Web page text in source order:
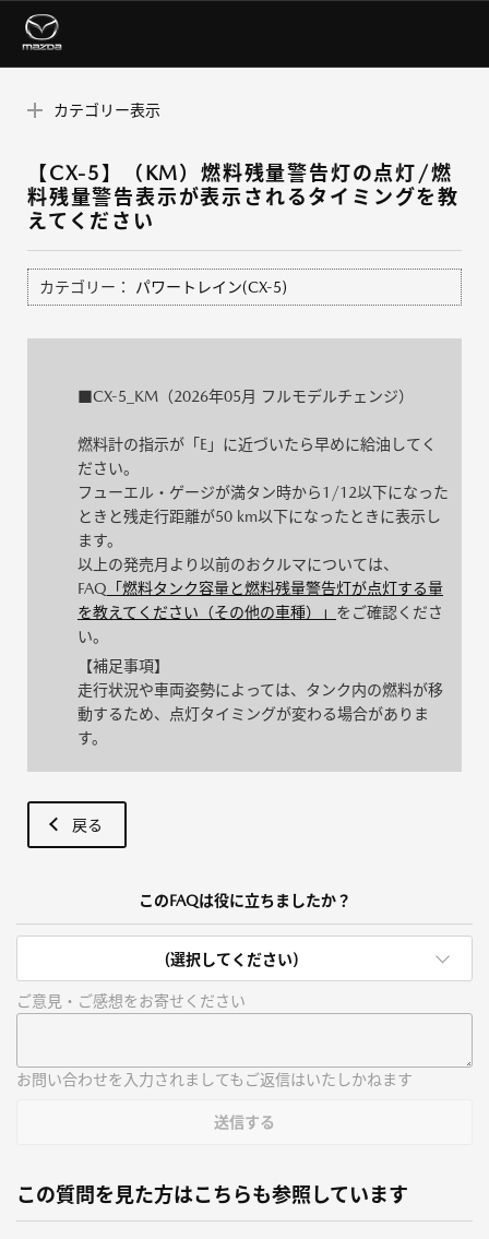
カテゴリー表示
【CX-5】（KM）燃料残量警告灯の点灯/燃
料残量警告表示が表示されるタイミングを教
えてください
カテゴリー： パワートレイン(CX-5)
■CX-5_KM（2026年05月 フルモデルチェンジ）
燃料計の指示が「E」に近づいたら早めに給油してく
ださい。
フューエル・ゲージが満タン時から1/12以下になった
ときと残走行距離が50 km以下になったときに表示し
ます。
以上の発売月より以前のおクルマについては、
FAQ 「燃料タンク容量と燃料残量警告灯が点灯する量
を教えてください（その他の車種）」 をご確認くださ
い。
【補足事項】
走行状況や車両姿勢によっては、タンク内の燃料が移
動するため、点灯タイミングが変わる場合がありま
す。
戻る
このFAQは役に立ちましたか？
(選択してください)
ご意見・ご感想をお寄せください
お問い合わせを入力されましてもご返信はいたしかねます
送信する
この質問を見た方はこちらも参照しています